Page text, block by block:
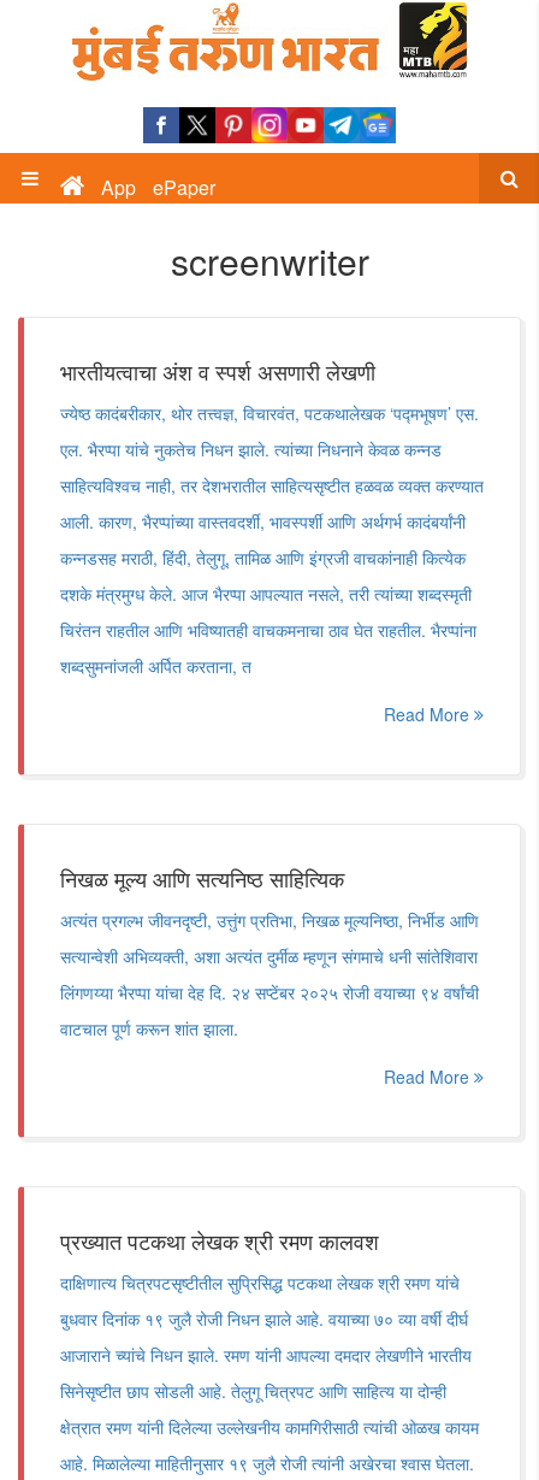
App ePaper
screenwriter
भारतीयत्वाचा अंश व स्पर्श असणारी लेखणी
ज्येष्ठ कादंबरीकार, थोर तत्त्वज्ञ, विचारवंत, पटकथालेखक ‘पद्मभूषण’ एस.
एल. भैरप्पा यांचे नुकतेच निधन झाले. त्यांच्या निधनाने केवळ कन्नड
साहित्यविश्वच नाही, तर देशभरातील साहित्यसृष्टीत हळवळ व्यक्त करण्यात
आली. कारण, भैरप्पांच्या वास्तवदर्शी, भावस्पर्शी आणि अर्थगर्भ कादंबर्यांनी
कन्नडसह मराठी, हिंदी, तेलुगू, तामिळ आणि इंग्रजी वाचकांनाही कित्येक
दशके मंत्रमुग्ध केले. आज भैरप्पा आपल्यात नसले, तरी त्यांच्या शब्दस्मृती
चिरंतन राहतील आणि भविष्यातही वाचकमनाचा ठाव घेत राहतील. भैरप्पांना
शब्दसुमनांजली अर्पित करताना, त
Read More
निखळ मूल्य आणि सत्यनिष्ठ साहित्यिक
अत्यंत प्रगल्भ जीवनदृष्टी, उत्तुंग प्रतिभा, निखळ मूल्यनिष्ठा, निर्भीड आणि
सत्यान्वेशी अभिव्यक्ती, अशा अत्यंत दुर्मीळ म्हणून संगमाचे धनी सांतेशिवारा
लिंगणय्या भैरप्पा यांचा देह दि. २४ सप्टेंबर २०२५ रोजी वयाच्या ९४ वर्षांची
वाटचाल पूर्ण करून शांत झाला.
Read More
प्रख्यात पटकथा लेखक श्री रमण कालवश
दाक्षिणात्य चित्रपटसृष्टीतील सुप्रिसिद्ध पटकथा लेखक श्री रमण यांचे
बुधवार दिनांक १९ जुलै रोजी निधन झाले आहे. वयाच्या ७० व्या वर्षी दीर्घ
आजाराने च्यांचे निधन झाले. रमण यांनी आपल्या दमदार लेखणीने भारतीय
सिनेसृष्टीत छाप सोडली आहे. तेलुगू चित्रपट आणि साहित्य या दोन्ही
क्षेत्रात रमण यांनी दिलेल्या उल्लेखनीय कामगिरीसाठी त्यांची ओळख कायम
आहे. मिळालेल्या माहितीनुसार १९ जुलै रोजी त्यांनी अखेरचा श्वास घेतला.